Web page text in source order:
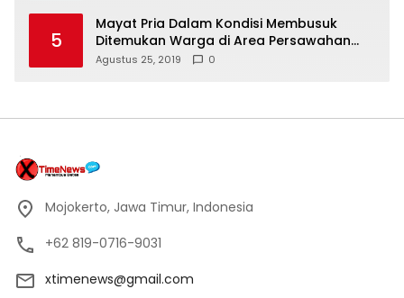
5
Mayat Pria Dalam Kondisi Membusuk
Ditemukan Warga di Area Persawahan
Sidoarjo
Agustus 25, 2019 0
Mojokerto, Jawa Timur, Indonesia
+62 819-0716-9031
xtimenews@gmail.com